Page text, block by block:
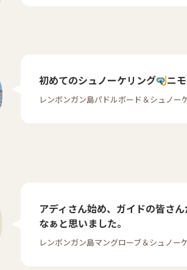
初めてのシュノーケリング ニ
レンボンガン島パドルボード＆シュノー
アディさん始め、ガイドの皆さ
なぁと思いました。
レンボンガン島マングローブ＆シュノー